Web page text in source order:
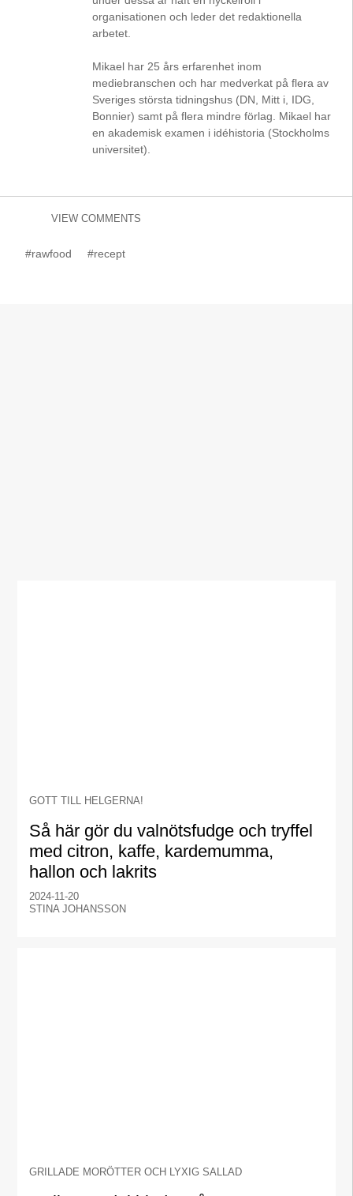
organisationen och leder det redaktionella
arbetet.
Mikael har 25 års erfarenhet inom
mediebranschen och har medverkat på flera av
Sveriges största tidningshus (DN, Mitt i, IDG,
Bonnier) samt på flera mindre förlag. Mikael har
en akademisk examen i idéhistoria (Stockholms
universitet).
VIEW COMMENTS
#rawfood #recept
GOTT TILL HELGERNA!
Så här gör du valnötsfudge och tryffel
med citron, kaffe, kardemumma,
hallon och lakrits
2024-11-20
STINA JOHANSSON
GRILLADE MORÖTTER OCH LYXIG SALLAD